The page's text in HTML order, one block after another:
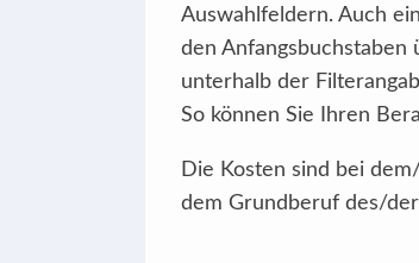
Auswahlfeldern. Auch
den Anfangsbuchstaben
unterhalb der
So können Sie Ihren
Die Kosten sind bei
dem Grundberuf des/